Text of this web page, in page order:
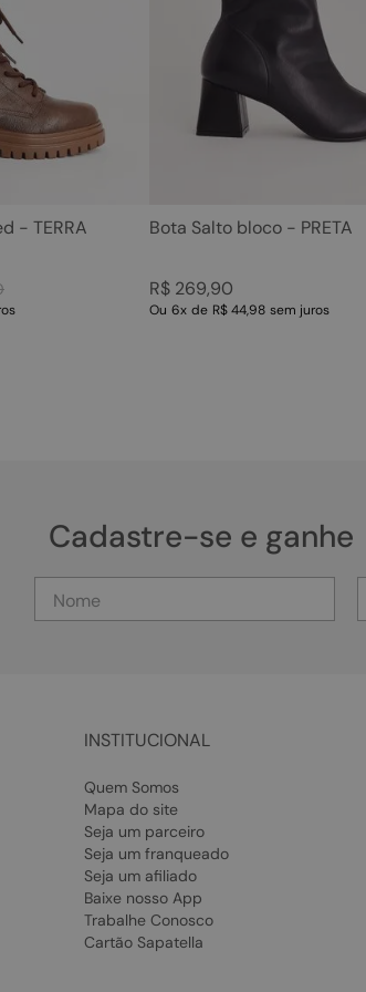
- TERRA Bota Salto bloco - PRETA
R$ 269,90
Ou 6x de R$ 44,98 sem juros
Cadastre-se e ganhe
INSTITUCIONAL
Quem Somos
Mapa do site
Seja um parceiro
Seja um franqueado
Seja um afiliado
Baixe nosso App
Trabalhe Conosco
Cartão Sapatella
rasteira
tamanco
bolsa
sapatilha